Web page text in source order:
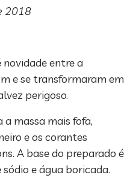
2018
entre a
e se transformaram em
perigoso.
a massa mais fofa,
e os corantes
A base do preparado é
e água boricada.